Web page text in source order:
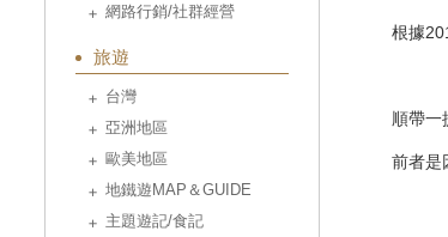
網路行銷/社群經營
旅遊
台灣
亞洲地區
歐美地區
地鐵遊MAP＆GUIDE
主題遊記/食記
根據
順帶一
前者是